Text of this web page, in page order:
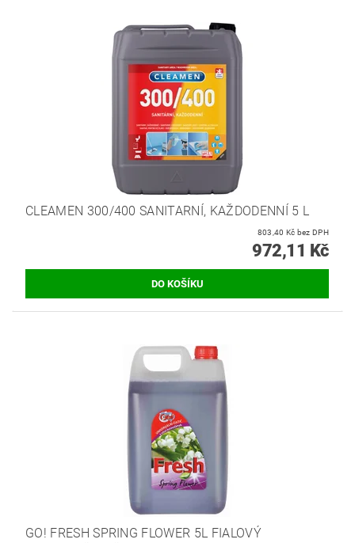
CLEAMEN 300/400 SANITARNÍ, KAŽDODENNÍ 5 L
803,40 Kč bez DPH
972,11 Kč
GO! FRESH SPRING FLOWER 5L FIALOVÝ